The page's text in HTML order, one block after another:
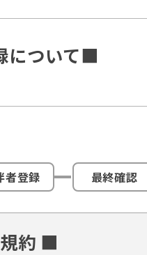
について■
者登録 最終確認
約 ■